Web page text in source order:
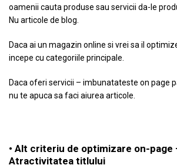
oamenii cauta produse sau servicii da-le
Nu articole de blog.
Daca ai un magazin online si vrei sa il
incepe cu categoriile principale.
Daca oferi servicii – imbunatateste on page
nu te apuca sa faci aiurea articole.
• Alt criteriu de optimizare on-page
Atractivitatea titlului